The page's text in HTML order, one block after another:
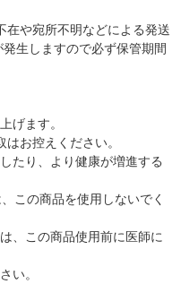
や宛所不明などによる発送
生しますので必ず保管期間
げます。
お控えください。
たり、より健康が増進する
この商品を使用しないでく
、この商品使用前に医師に
い。